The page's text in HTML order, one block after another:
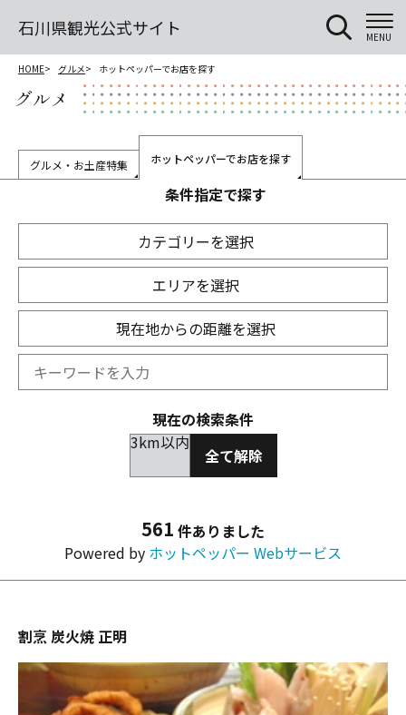
石川県観光公式サイト MENU
HOME グルメ ホットペッパーでお店を探す
グルメ
グルメ・お土産特集 ホットペッパーでお店を探す
条件指定で探す
カテゴリーを選択
エリアを選択
現在地からの距離を選択
現在の検索条件
3km以内
全て解除
561 件ありました
Powered by ホットペッパー Webサービス
割烹 炭火焼 正明